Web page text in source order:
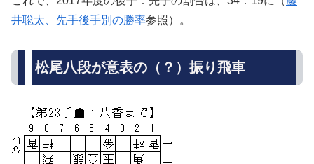
井聡太、先手後手別の勝率参照）。
松尾八段が意表の（？）振り飛車